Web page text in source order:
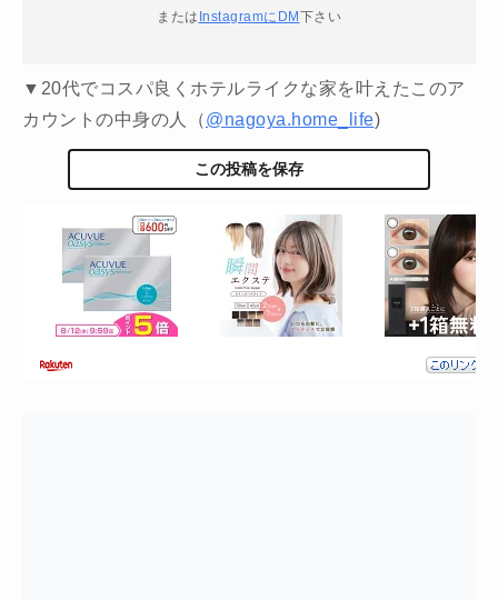
または InstagramにDM 下さい
▼20代でコスパ良くホテルライクな家を叶えたこのア
カウントの中身の人（@nagoya.home_life)
この投稿を保存